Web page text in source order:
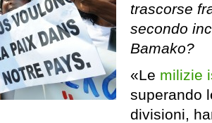
trascorse
secondo
Bamako?
«Le milizie
superando
divisioni,